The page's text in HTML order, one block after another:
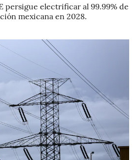
persigue electrificar al 99.99% de
mexicana en 2028.